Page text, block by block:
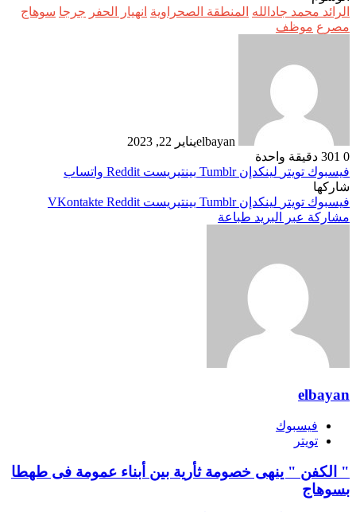
الرائد محمد جادالله المنطقة الصحراوية انهيار الحفر جرجا سوهاج
‏مصرع موظف
elbayanيناير 22, 2023
0
دقيقة واحدة
فيسبوك تويتر لينكدإن بينتيريست
واتساب
شاركها
فيسبوك تويتر لينكدإن بينتيريست
مشاركة عبر البريد طباعة
elbayan
فيسبوك
تويتر
" الكفن " ينهى خصومة ثأرية بين أبناء عمومة فى طهطا
بسوهاج